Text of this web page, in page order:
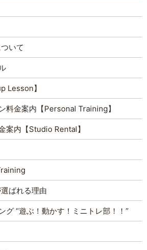
いて
Lesson】
料金案内【Personal Training】
案内【Studio Rental】
ばれる理由
グ “遊ぶ！動かす！ミニトレ部！！”